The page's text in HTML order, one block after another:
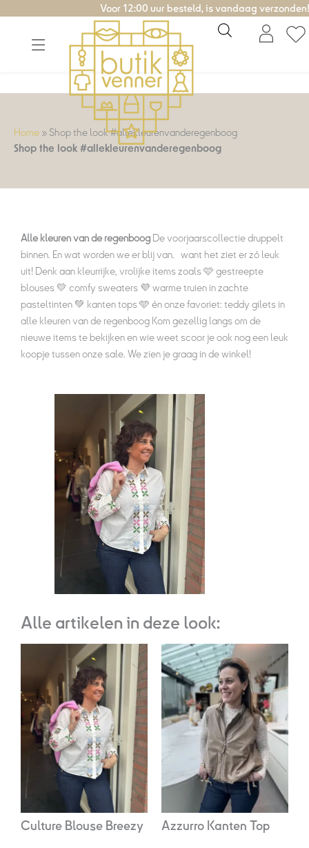
Voor 12:00 uur besteld, is vandaag verzonden!
Home » Shop the look #allekleurenvanderegenboog
Shop the look #allekleurenvanderegenboog
Alle kleuren van de regenboog De voorjaarscollectie druppelt
binnen. En wat worden we er blij van… want het ziet er zó leuk
uit! Denk aan kleurrijke, vrolijke items zoals 🩷 gestreepte
blouses 💛 comfy sweaters 💜 warme truien in zachte
pasteltinten 💚 kanten tops 🩵 én onze favoriet: teddy gilets in
alle kleuren van de regenboog Kom gezellig langs om de
nieuwe items te bekijken en wie weet scoor je ook nog een leuk
koopje tussen onze sale. We zien je graag in de winkel!
Alle artikelen in deze look:
Culture Blouse Breezy
Oorspronkelijke
€99,95.
€50,00.
Azzurro Kanten Top